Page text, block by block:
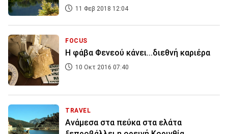
11 Φεβ 2018 12:04
FOCUS
Η φάβα Φενεού κάνει...διεθνή καριέρα
10 Οκτ 2016 07:40
TRAVEL
Ανάμεσα στα πεύκα στα ελάτα